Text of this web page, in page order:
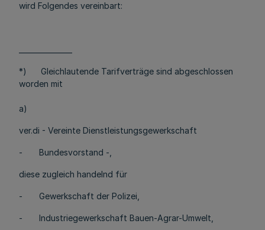
wird Folgendes vereinbart:
*) Gleichlautende Tarifverträge sind abgeschlossen
worden mit
a)
ver.di - Vereinte Dienstleistungsgewerkschaft
- Bundesvorstand -,
diese zugleich handelnd für
- Gewerkschaft der Polizei,
- Industriegewerkschaft Bauen-Agrar-Umwelt,